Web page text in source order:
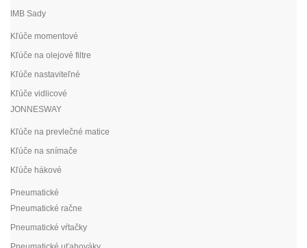
IMB Sady
Kľúče momentové
Kľúče na olejové filtre
Kľúče nastaviteľné
Kľúče vidlicové
JONNESWAY
Kľúče na prevlečné matice
Kľúče na snímače
Kľúče hákové
Pneumatické
Pneumatické račne
Pneumatické vŕtačky